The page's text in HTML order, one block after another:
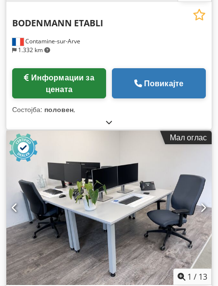
Contamine-sur-Arve
1.332 km
BODENMANN ETABLI
цената
Повикајте
Состојба: половен,
Мал оглас
1 / 13